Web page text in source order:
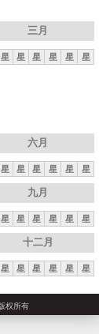
三月
星 星 星 星 星 星
六月
星 星 星 星 星 星
九月
星 星 星 星 星 星
十二月
星 星 星 星 星 星
权所有